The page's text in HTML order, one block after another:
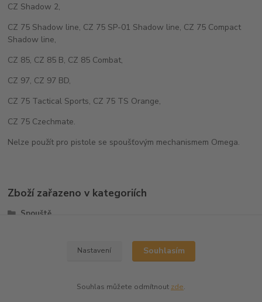
CZ Shadow 2,
CZ 75 Shadow line, CZ 75 SP-01 Shadow line, CZ 75 Compact
Shadow line,
CZ 85, CZ 85 B, CZ 85 Combat,
CZ 97, CZ 97 BD,
CZ 75 Tactical Sports, CZ 75 TS Orange,
CZ 75 Czechmate.
Nelze použít pro pistole se spoušťovým mechanismem Omega.
Zboží zařazeno v kategoriích
Spouště
Nastavení Souhlasím
Souhlas můžete odmítnout zde.